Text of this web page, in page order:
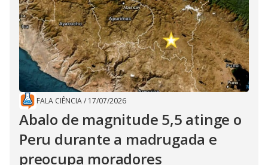
FALA CIÊNCIA/ 17/07/2026
Abalo de magnitude 5,5 atinge o
Peru durante a madrugada e
preocupa moradores